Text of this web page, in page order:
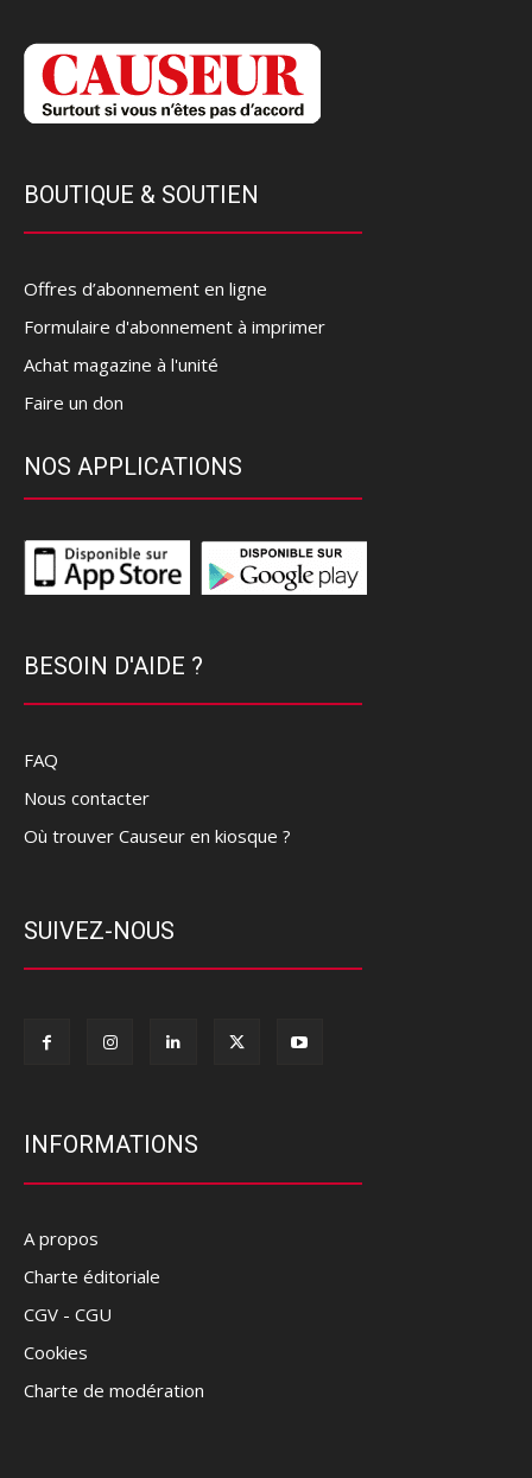
BOUTIQUE & SOUTIEN
Offres d’abonnement en ligne
Formulaire d'abonnement à imprimer
Achat magazine à l'unité
Faire un don
NOS APPLICATIONS
BESOIN D'AIDE ?
FAQ
Nous contacter
Où trouver Causeur en kiosque ?
SUIVEZ-NOUS
INFORMATIONS
A propos
Charte éditoriale
CGV - CGU
Cookies
Charte de modération